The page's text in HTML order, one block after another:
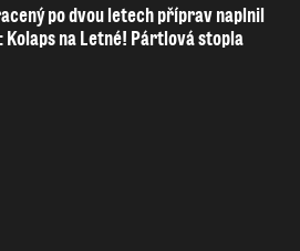
po dvou letech příprav naplnil
na Letné! Pártlová stopla